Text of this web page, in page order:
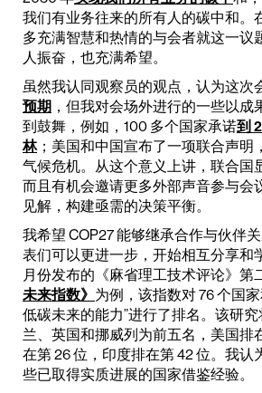
我们有业务往来的所有人的碳中和。
多充满智慧和热情的与会者就这一议
人振奋，也充满希望。
虽然我认同观察员的观点，认为这次
预期 ，但我对会场外进行的一些以成
到鼓舞，例如，100 多个国家承诺到
林；美国和中国宣布了一项联合声明
气候危机。从这个意义上讲，联合国
而且有机会邀请更多外部声音参与会
见解，构建亟需的决策平衡。
我希望 COP27 能够继承合作与伙伴
表们可以更进一步，开始相互分享和
月份发布的《麻省理工技术评论》第
未来指数》 为例，该指数对 76 个国
低碳未来的能力”进行了排名。该研
兰、英国和挪威列为前五名，美国排
在第 26 位，印度排在第 42 位。我认
些已取得实质进展的国家借鉴经验。